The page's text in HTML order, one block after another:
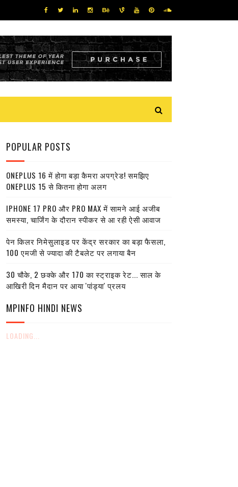
POPULAR POSTS
ONEPLUS 16 में होगा बड़ा कैमरा अपग्रेड! समझिए
ONEPLUS 15 से कितना होगा अलग
IPHONE 17 PRO और PRO MAX में सामने आई अजीब
समस्या, चार्जिंग के दौरान स्पीकर से आ रही ऐसी आवाज
पेन किलर निमेसुलाइड पर केंद्र सरकार का बड़ा फैसला,
100 एमजी से ज्यादा की टैबलेट पर लगाया बैन
30 चौके, 2 छक्के और 170 का स्ट्राइक रेट... साल के
आखिरी दिन मैदान पर आया 'पांड्या' प्रलय
MPINFO HINDI NEWS
LOADING...